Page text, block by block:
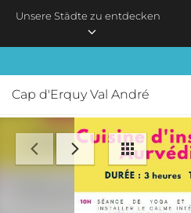
Unsere Städte zu entdecken
Cap d'Erquy Val André